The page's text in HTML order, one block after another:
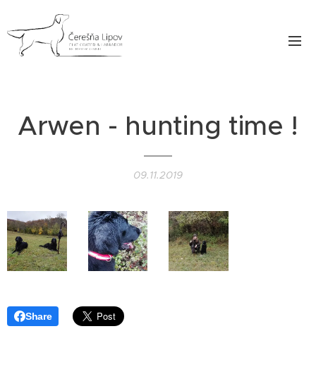
Arwen - hunting time !
09.11.2019
Share